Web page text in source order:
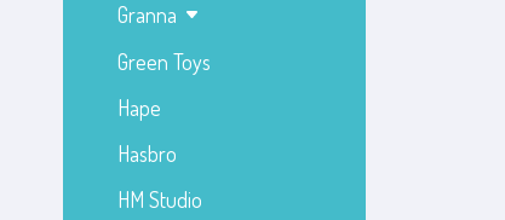
Granna
Green Toys
Hape
Hasbro
HM Studio